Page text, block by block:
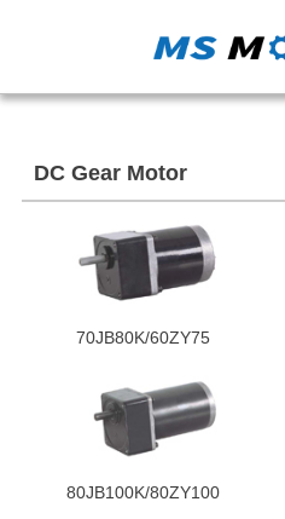
DC Gear Motor
70JB80K/60ZY75
80JB100K/80ZY100